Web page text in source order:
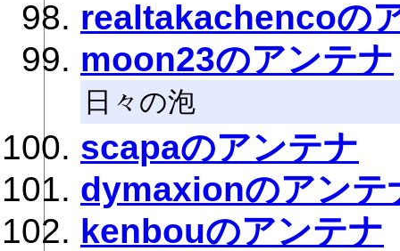
realtakachencoの
moon23のアンテナ
日々の泡
scapaのアンテナ
dymaxionのアンテ
kenbouのアンテナ